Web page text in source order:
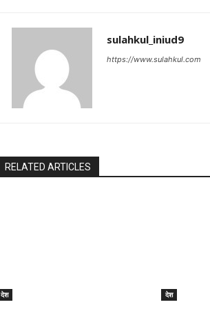
sulahkul_iniud9
https://www.sulahkul.com
RELATED ARTICLES
देश देश